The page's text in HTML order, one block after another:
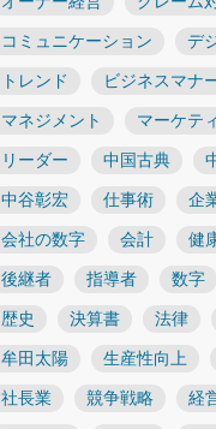
コミュニケーション デ
トレンド ビジネスマナ
マネジメント マーケテ
リーダー 中国古典
中谷彰宏 仕事術 企
会社の数字 会計 健
後継者 指導者 数字
歴史 決算書 法律
牟田太陽 生産性向上
社長業 競争戦略 経